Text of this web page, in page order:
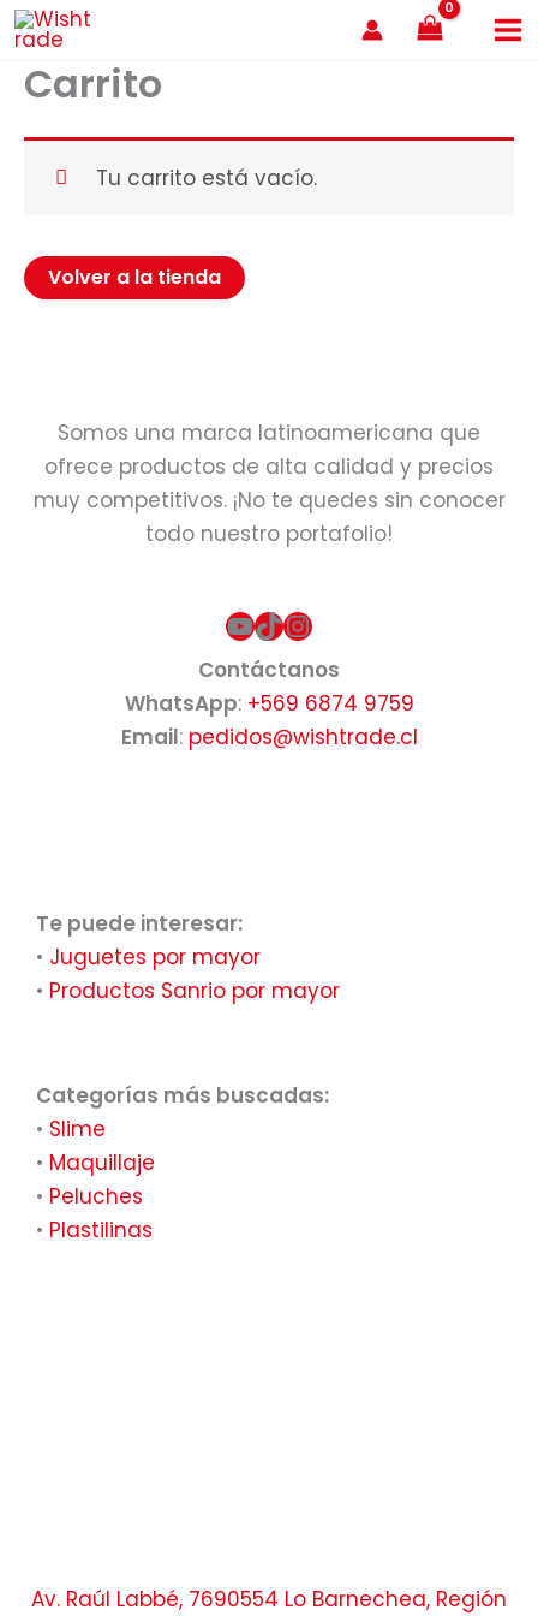
al
contenido
Carrito
Tu carrito está vacío.
Volver a la tienda
Somos una marca latinoamericana que
ofrece productos de alta calidad y precios
muy competitivos. ¡No te quedes sin conocer
todo nuestro portafolio!
YouTube
TikTok
Instagram
Contáctanos
WhatsApp: +569 6874 9759
Email: pedidos@wishtrade.cl
Te puede interesar:
• Juguetes por mayor
• Productos Sanrio por mayor
Categorías más buscadas:
• Slime
• Maquillaje
• Peluches
• Plastilinas
Av. Raúl Labbé, 7690554 Lo Barnechea, Región